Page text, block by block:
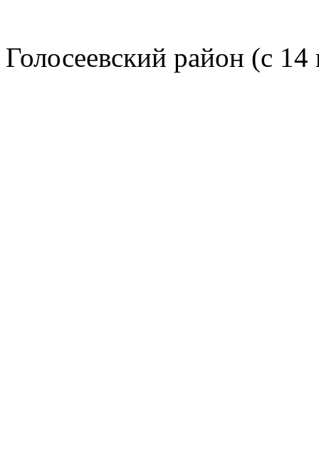
Голосеевский район (с